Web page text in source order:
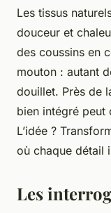
Les tissus
douceur et
des coussins en
mouton : autant
douillet. Près de
bien intégré peut
L’idée ?
où chaque détail
Les